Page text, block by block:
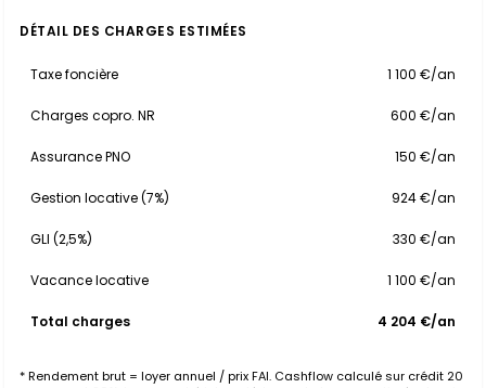
DÉTAIL DES CHARGES ESTIMÉES
Taxe foncière 1 100 €/an
Charges copro. NR 600 €/an
Assurance PNO 150 €/an
Gestion locative (7%) 924 €/an
GLI (2,5%) 330 €/an
Vacance locative 1 100 €/an
Total charges 4 204 €/an
* Rendement brut = loyer annuel / prix FAI. Cashflow calculé sur crédit 20